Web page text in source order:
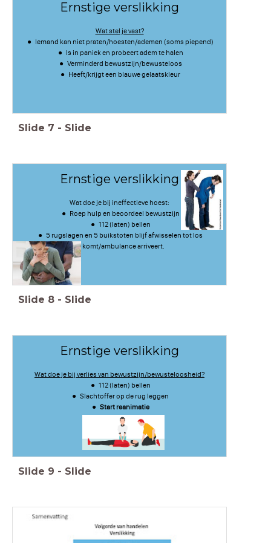
Ernstige verslikking
Wat stel je vast?
Iemand kan niet praten/hoesten/ademen (soms piepend)
Is in paniek en probeert adem te halen
Verminderd bewustzijn/bewusteloos
Heeft/krijgt een blauwe gelaatskleur
Slide 7 - Slide
Ernstige verslikking
Wat doe je bij ineffectieve hoest:
Roep hulp en beoordeel bewustzijn
112 (laten) bellen
5 rugslagen en 5 buikstoten blijf afwisselen tot los
komt/ambulance arriveert.
Slide 8 - Slide
Ernstige verslikking
Wat doe je bij verlies van bewustzijn/bewusteloosheid?
112 (laten) bellen
Slachtoffer op de rug leggen
Start reanimatie
Slide 9 - Slide